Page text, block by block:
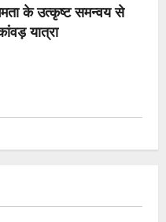
के उत्कृष्ट समन्वय से
यात्रा